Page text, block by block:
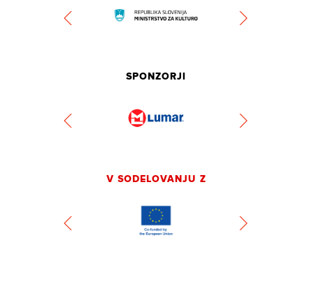
SPONZORJI
V SODELOVANJU Z